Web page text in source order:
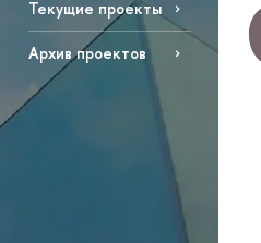
Текущие проекты
Архив проектов